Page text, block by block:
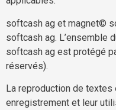
softcash ag et magnet©
softcash ag. L’ensemble
softcash ag est protégé
réservés).
La reproduction de
enregistrement et leur